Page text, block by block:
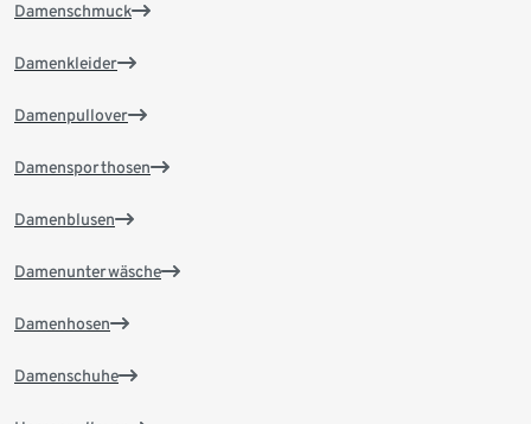
Damenschmuck
Damenkleider
Damenpullover
Damensporthosen
Damenblusen
Damenunterwäsche
Damenhosen
Damenschuhe